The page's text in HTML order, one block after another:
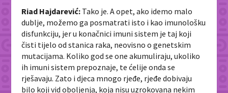
Riad Hajdarević: Tako je. A opet, ako idemo malo
dublje, možemo ga posmatrati isto i kao imunološku
disfunkciju, jer u konačnici imuni sistem je taj koji
čisti tijelo od stanica raka, neovisno o genetskim
mutacijama. Koliko god se one akumuliraju, ukoliko
ih imuni sistem prepoznaje, te ćelije onda se
rješavaju. Zato i djeca mnogo rjeđe, rjeđe dobivaju
bilo koji vid oboljenja, koja nisu uzrokovana nekim